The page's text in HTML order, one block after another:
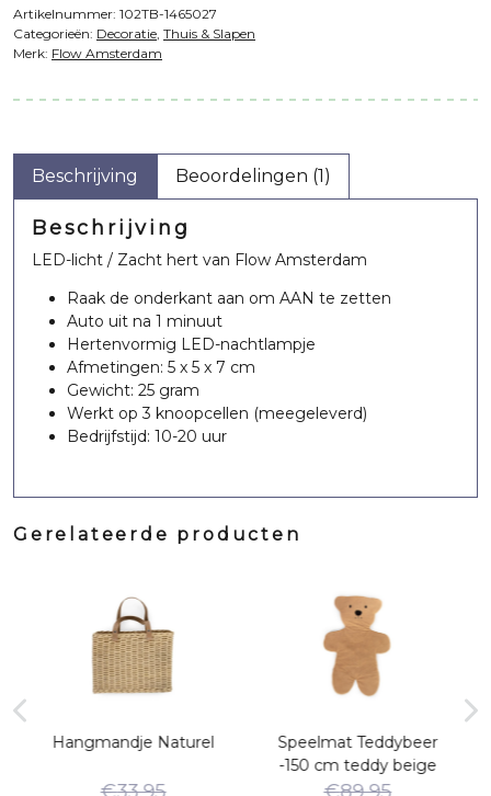
Artikelnummer: 102TB-1465027
Categorieën: Decoratie, Thuis & Slapen
Merk: Flow Amsterdam
Beschrijving Beoordelingen (1)
Beschrijving
LED-licht / Zacht hert van Flow Amsterdam
Raak de onderkant aan om AAN te zetten
Auto uit na 1 minuut
Hertenvormig LED-nachtlampje
Afmetingen: 5 x 5 x 7 cm
Gewicht: 25 gram
Werkt op 3 knoopcellen (meegeleverd)
Bedrijfstijd: 10-20 uur
Gerelateerde producten
Hangmandje Naturel
Speelmat Teddybeer
-150 cm teddy beige